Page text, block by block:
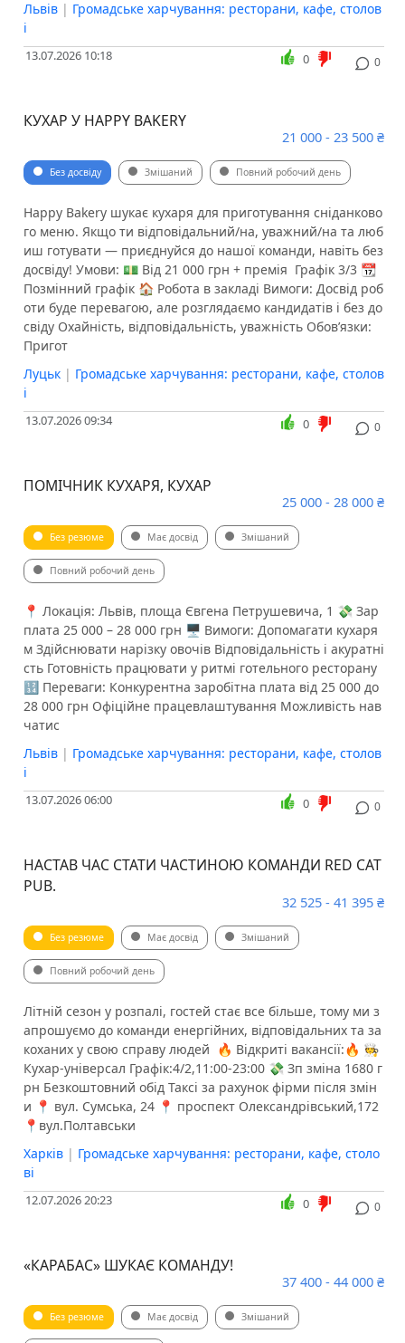
Львів | Громадське харчування: ресторани, кафе, столов
і
13.07.2026 10:18 0
0
КУХАР У HAPPY BAKERY
21 000 - 23 500 ₴
Без досвіду Змішаний Повний робочий день
Happy Bakery шукає кухаря для приготування сніданково
го меню. Якщо ти відповідальний/на, уважний/на та люб
иш готувати — приєднуйся до нашої команди, навіть без
досвіду! Умови: 💵 Від 21 000 грн + премія ️ Графік 3/3 📆
Позмінний графік 🏠 Робота в закладі Вимоги: Досвід роб
оти буде перевагою, але розглядаємо кандидатів і без до
свіду Охайність, відповідальність, уважність Обов’язки: ️
Пригот
Луцьк | Громадське харчування: ресторани, кафе, столов
і
13.07.2026 09:34 0
0
ПОМІЧНИК КУХАРЯ, КУХАР
25 000 - 28 000 ₴
Без резюме Має досвід Змішаний
Повний робочий день
📍 Локація: Львів, площа Євгена Петрушевича, 1 💸 Зар
плата 25 000 – 28 000 грн 🖥 Вимоги: Допомагати кухаря
м Здійснювати нарізку овочів Відповідальність і акуратні
сть Готовність працювати у ритмі готельного ресторану
🔢 Переваги: Конкурентна заробітна плата від 25 000 до
28 000 грн Офіційне працевлаштування Можливість нав
чатис
Львів | Громадське харчування: ресторани, кафе, столов
і
13.07.2026 06:00 0
0
НАСТАВ ЧАС СТАТИ ЧАСТИНОЮ КОМАНДИ RED CAT
PUB.
32 525 - 41 395 ₴
Без резюме Має досвід Змішаний
Повний робочий день
Літній сезон у розпалі, гостей стає все більше, тому ми з
апрошуємо до команди енергійних, відповідальних та за
коханих у свою справу людей ️ 🔥 Відкриті вакансії:🔥 🧑‍🍳
Кухар-універсал Графік:4/2,11:00-23:00 💸 Зп зміна 1680 г
рн Безкоштовний обід Таксі за рахунок фірми після змін
и 📍 вул. Сумська, 24 📍 проспект Олександрівський,172
📍вул.Полтавськи
Харків | Громадське харчування: ресторани, кафе, столо
ві
12.07.2026 20:23 0
0
«КАРАБАС» ШУКАЄ КОМАНДУ!
37 400 - 44 000 ₴
Без резюме Має досвід Змішаний